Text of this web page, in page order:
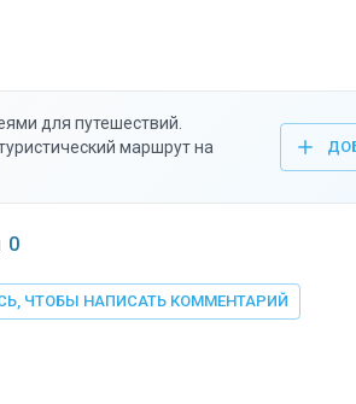
для путешествий.
маршрут на
0
ЧТОБЫ НАПИСАТЬ КОММЕНТАРИЙ